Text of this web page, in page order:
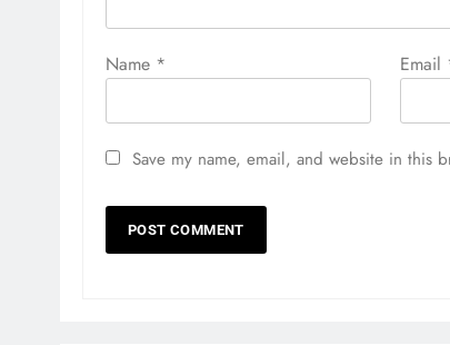
Name * Email
Save my name, email, and website in this